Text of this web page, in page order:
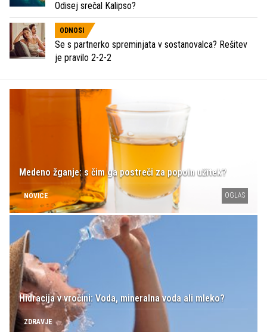
Odisej srečal Kalipso?
ODNOSI
Se s partnerko spreminjata v sostanovalca? Rešitev
je pravilo 2-2-2
Medeno žganje: s čim ga postreči za popoln užitek?
NOVICE OGLAS
Hidracija v vročini: Voda, mineralna voda ali mleko?
ZDRAVJE